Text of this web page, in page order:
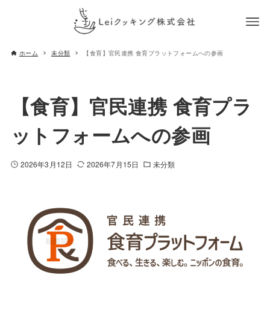
ホーム 未分類 【食育】官民連携 食育プラットフォームへの参画
【食育】官民連携 食育プラ
ットフォームへの参画
2026年3月12日 2026年7月15日 未分類